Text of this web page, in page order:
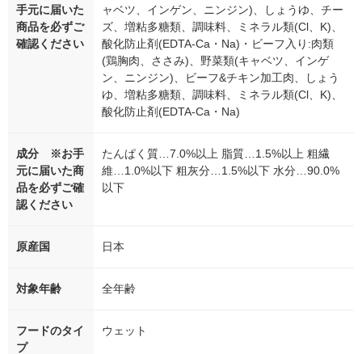
手元に届いた
商品を必ずご
確認ください
ャベツ、インゲン、ニンジン)、しょうゆ、チー
ズ、増粘多糖類、調味料、ミネラル類(Cl、K)、
酸化防止剤(EDTA-Ca・Na)・ビーフ入り:肉類
(鶏胸肉、ささみ)、野菜類(キャベツ、インゲ
ン、ニンジン)、ビーフ&チキン加工肉、しょう
ゆ、増粘多糖類、調味料、ミネラル類(Cl、K)、
酸化防止剤(EDTA-Ca・Na)
成分 ※お手
元に届いた商
品を必ずご確
認ください
たんぱく質…7.0%以上 脂質…1.5%以上 粗繊
維…1.0%以下 粗灰分…1.5%以下 水分…90.0%
以下
原産国 日本
対象年齢 全年齢
フードのタイ
プ
ウェット